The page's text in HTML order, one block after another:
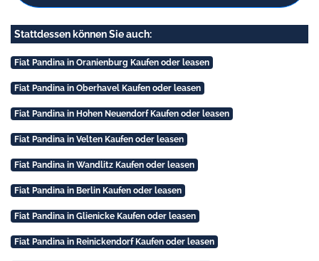
Stattdessen können Sie auch:
Fiat Pandina in Oranienburg Kaufen oder leasen
Fiat Pandina in Oberhavel Kaufen oder leasen
Fiat Pandina in Hohen Neuendorf Kaufen oder leasen
Fiat Pandina in Velten Kaufen oder leasen
Fiat Pandina in Wandlitz Kaufen oder leasen
Fiat Pandina in Berlin Kaufen oder leasen
Fiat Pandina in Glienicke Kaufen oder leasen
Fiat Pandina in Reinickendorf Kaufen oder leasen